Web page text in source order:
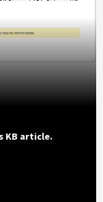
KB article.